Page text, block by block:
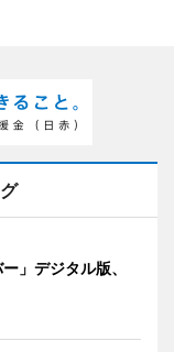
」デジタル版、